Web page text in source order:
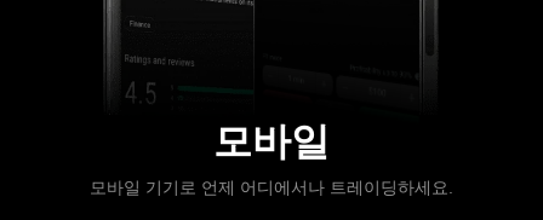
모바일
모바일 기기로 언제 어디에서나 트레이딩하세요.